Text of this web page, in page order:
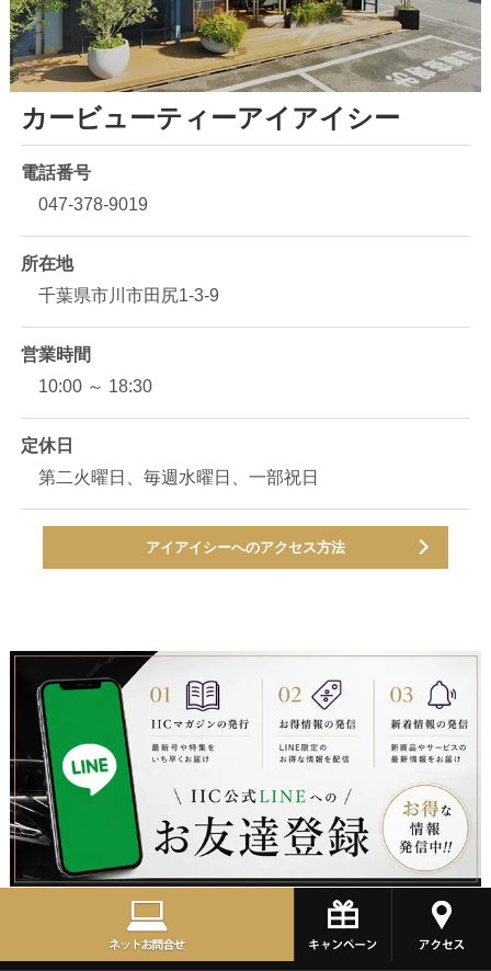
カービューティーアイアイシー
電話番号
047-378-9019
所在地
千葉県市川市田尻1-3-9
営業時間
10:00 ～ 18:30
定休日
第二火曜日、毎週水曜日、一部祝日
アイアイシーへのアクセス方法
カーコーティング